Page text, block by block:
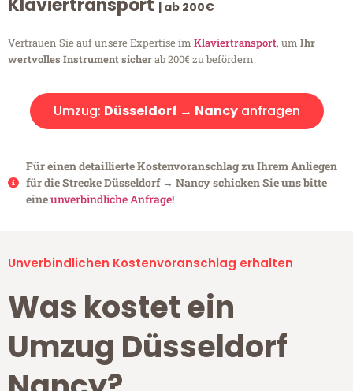
Klaviertransport | ab 200€
Vertrauen Sie auf unsere Expertise im Klaviertransport, um Ihr
wertvolles Instrument sicherab 200€ zu befördern.
Umzug: Düsseldorf → Nancyanfragen
Für einen detaillierte Kostenvoranschlag zu Ihrem Anliegen
für die Strecke Düsseldorf → Nancy schicken Sie uns bitte
eineunverbindliche Anfrage!
Unverbindlichen Kostenvoranschlag erhalten
Was kostet ein
Umzug Düsseldorf